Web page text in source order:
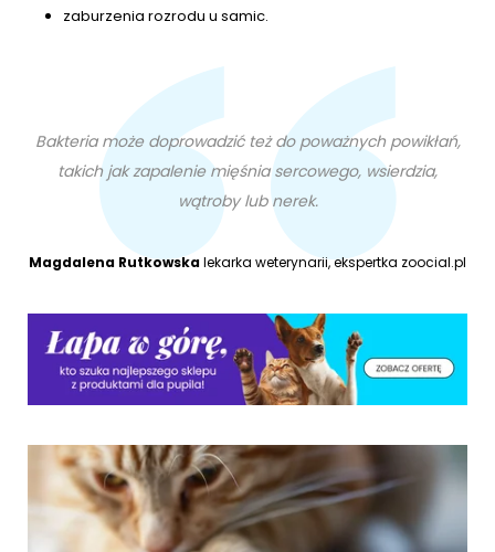
zaburzenia rozrodu u samic.
Bakteria może doprowadzić też do poważnych powikłań,
takich jak zapalenie mięśnia sercowego, wsierdzia,
wątroby lub nerek.
Magdalena Rutkowskalekarka weterynarii, ekspertka zoocial.pl